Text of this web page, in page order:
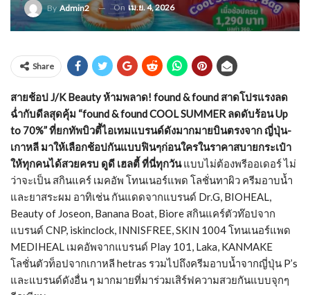
ByAdmin2 On เม.ย. 4, 2026
Share
สายช้อป J/K Beauty ห้ามพลาด! found & found สาดโปรแรงลด
ฉ่ำกับดีลสุดคุ้ม “found & found COOL SUMMER ลดดับร้อน Up
to 70%” ที่ยกทัพบิวตี้ไอเทมแบรนด์ดังมากมายบินตรงจาก ญี่ปุ่น-
เกาหลี มาให้เลือกช้อปกันแบบฟินๆก่อนใครในราคาสบายกระเป๋า
ให้ทุกคนได้สวยครบ ดูดี เฮลตี้ ที่นี่ทุกวันแบบไม่ต้องพรีออเดอร์ ไม่
ว่าจะเป็น สกินแคร์ เมคอัพ โทนเนอร์แพด โลชั่นทาผิว ครีมอาบน้ำ
และยาสระผม อาทิเช่น กันแดดจากแบรนด์ Dr.G, BIOHEAL,
Beauty of Joseon, Banana Boat, Biore สกินแคร์ตัวท๊อปจาก
แบรนด์ CNP, iskinclock, INNISFREE, SKIN 1004 โทนเนอร์แพด
MEDIHEAL เมคอัพจากแบรนด์ Play 101, Laka, KANMAKE
โลชั่นตัวท็อปจากเกาหลี hetras รวมไปถึงครีมอาบน้ำจากญี่ปุ่น P’s
และแบรนด์ดังอื่น ๆ มากมายที่มาร่วมเสิร์ฟความสวยกันแบบจุกๆ